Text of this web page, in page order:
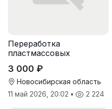
Переработка
пластмассовых
3 000 ₽
Новосибирская область
11 май 2026, 20:02 • 2 224